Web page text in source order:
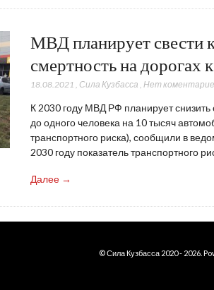
МВД планирует свести
смертность на дорогах
18.08.2021 Сила Кузбасса Нет
К 2030 году МВД РФ планирует снизить
до одного человека на 10 тысяч
транспортного риска), сообщили в
2030 году показатель транспортного
Далее →
© Сила Кузбасса 2020 - 2026.